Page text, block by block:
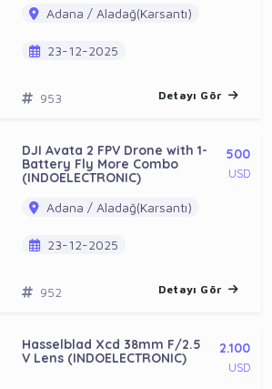
Adana / Aladağ(Karsantı)
23-12-2025
953 Detayı Gör
DJI Avata 2 FPV Drone with 1-
Battery Fly More Combo
(INDOELECTRONIC)
500
USD
Adana / Aladağ(Karsantı)
23-12-2025
952 Detayı Gör
Hasselblad Xcd 38mm F/2.5
V Lens (INDOELECTRONIC)
2.100
USD